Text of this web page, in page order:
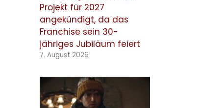
Projekt für 2027
angekündigt, da das
Franchise sein 30-
jähriges Jubiläum feiert
7. August 2026